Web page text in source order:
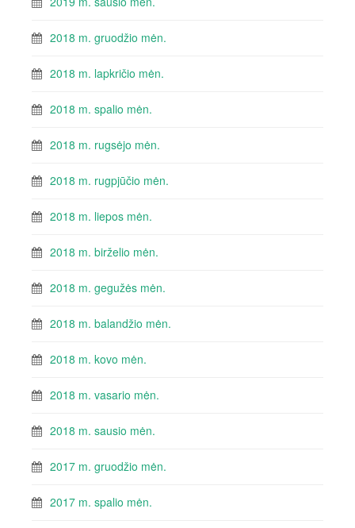
2018 m. gruodžio mėn.
2018 m. lapkričio mėn.
2018 m. spalio mėn.
2018 m. rugsėjo mėn.
2018 m. rugpjūčio mėn.
2018 m. liepos mėn.
2018 m. birželio mėn.
2018 m. gegužės mėn.
2018 m. balandžio mėn.
2018 m. kovo mėn.
2018 m. vasario mėn.
2018 m. sausio mėn.
2017 m. gruodžio mėn.
2017 m. spalio mėn.